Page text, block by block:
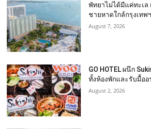
พัทยาไม่ได้มีแค่ทะเล
ชายหาดใกล้กรุงเทพ
August 7, 2026
GO HOTEL ผนึก
ทั้งห้องพักและรับมื้ออ
August 2, 2026